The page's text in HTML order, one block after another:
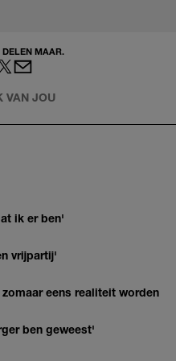
MAAR.
VAN JOU
ik er ben'
vrijpartij'
eens realiteit worden
ben geweest'